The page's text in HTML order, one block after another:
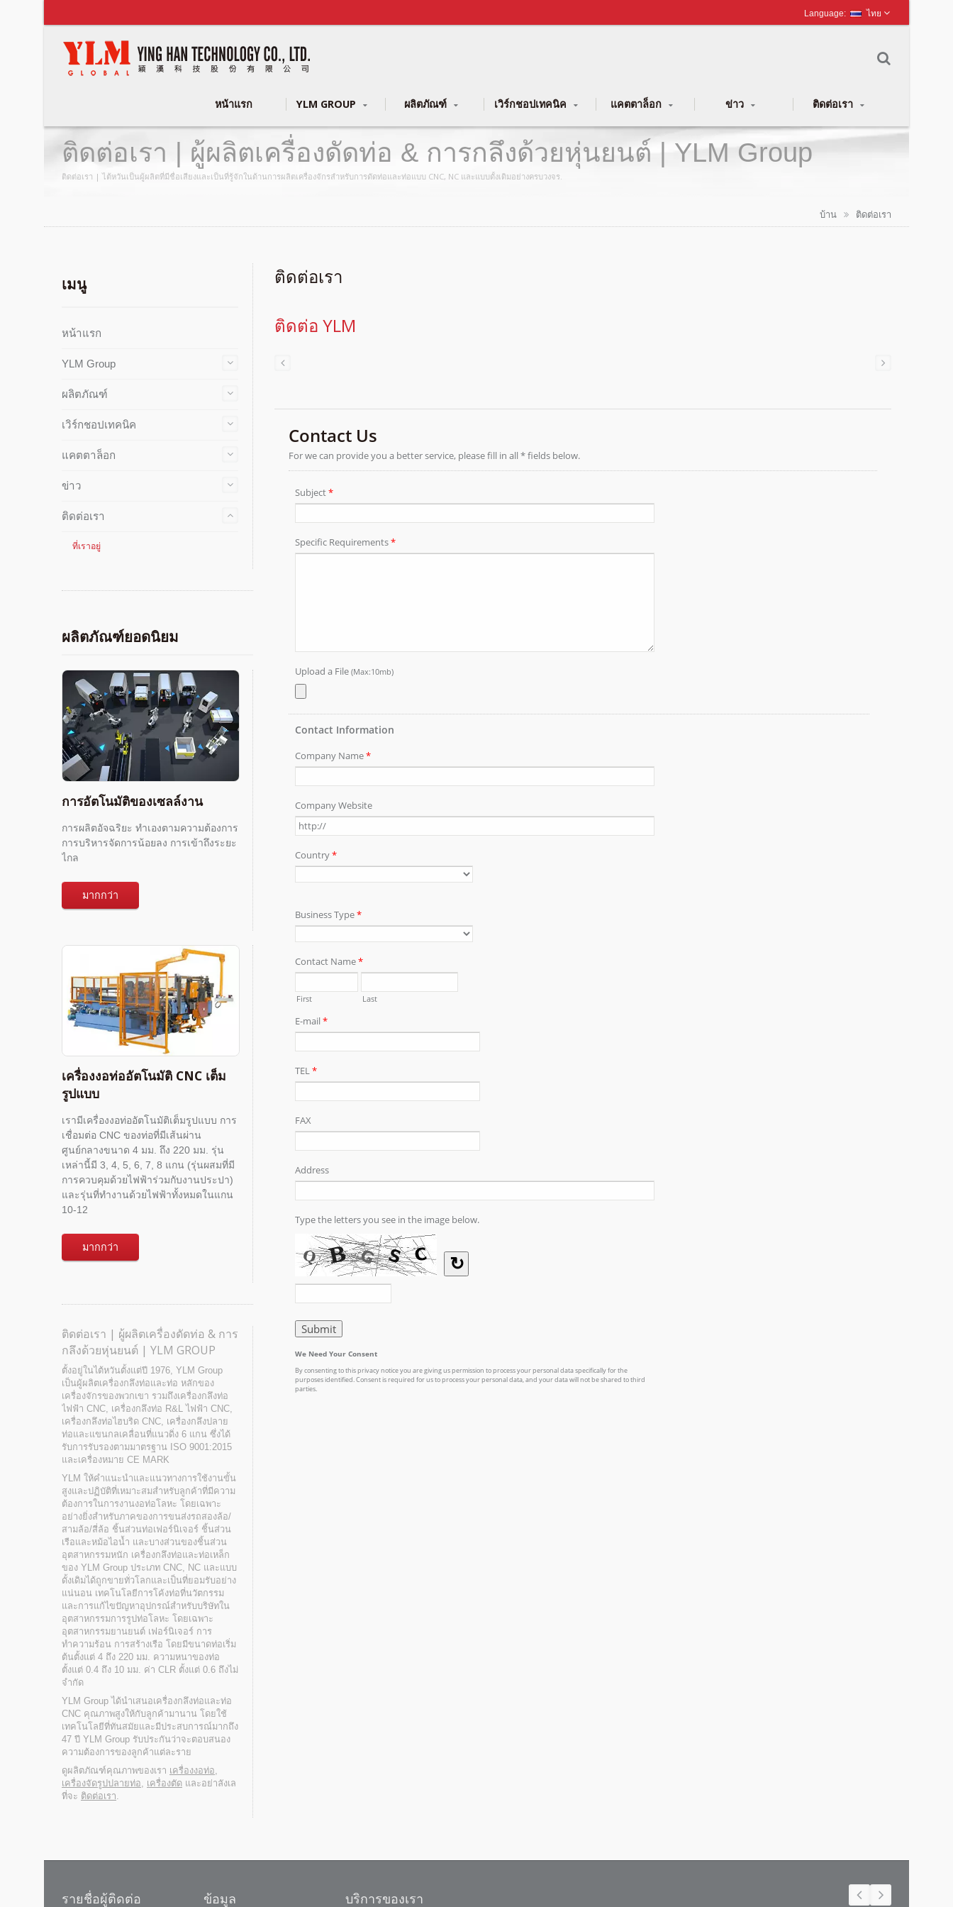
ไทย
หน้าแรก YLM GROUP ผลิตภัณฑ์ เวิร์กชอปเทคนิค แคตตาล็อก ข่าว ติดต่อเรา
ติดต่อเรา | ผู้ผลิตเครื่องดัดท่อ & การกลึงด้วยหุ่นยนต์ | YLM Group
ติดต่อเรา | ไต้หวันเป็นผู้ผลิตที่มีชื่อเสียงและเป็นที่รู้จักในด้านการผลิตเครื่องจักรสำหรับการดัดท่อและท่อแบบ CNC, NC และแบบดั้งเดิมอย่างครบวงจร.
บ้าน ติดต่อเรา
เมนู
หน้าแรก
YLM Group
ผลิตภัณฑ์
เวิร์กชอปเทคนิค
แคตตาล็อก
ข่าว
ติดต่อเรา
ที่เราอยู่
ผลิตภัณฑ์ยอดนิยม
การอัตโนมัติของเซลล์งาน
การผลิตอัจฉริยะ ทำเองตามความต้องการ
การบริหารจัดการน้อยลง การเข้าถึงระยะ
ไกล
มากกว่า
เครื่องงอท่ออัตโนมัติ CNC เต็ม
รูปแบบ
เรามีเครื่องงอท่ออัตโนมัติเต็มรูปแบบ การ
เชื่อมต่อ CNC ของท่อที่มีเส้นผ่าน
ศูนย์กลางขนาด 4 มม. ถึง 220 มม. รุ่น
เหล่านี้มี 3, 4, 5, 6, 7, 8 แกน (รุ่นผสมที่มี
การควบคุมด้วยไฟฟ้าร่วมกับงานประปา)
และรุ่นที่ทำงานด้วยไฟฟ้าทั้งหมดในแกน
10-12
มากกว่า
ติดต่อเรา | ผู้ผลิตเครื่องดัดท่อ & การ
กลึงด้วยหุ่นยนต์ | YLM GROUP
ตั้งอยู่ในไต้หวันตั้งแต่ปี 1976, YLM Group
เป็นผู้ผลิตเครื่องกลึงท่อและท่อ หลักของ
เครื่องจักรของพวกเขา รวมถึงเครื่องกลึงท่อ
ไฟฟ้า CNC, เครื่องกลึงท่อ R&L ไฟฟ้า CNC,
เครื่องกลึงท่อไฮบริด CNC, เครื่องกลึงปลาย
ท่อและแขนกลเคลื่อนที่แนวดิ่ง 6 แกน ซึ่งได้
รับการรับรองตามมาตรฐาน ISO 9001:2015
และเครื่องหมาย CE MARK
YLM ให้คำแนะนำและแนวทางการใช้งานขั้น
สูงและปฏิบัติที่เหมาะสมสำหรับลูกค้าที่มีความ
ต้องการในการงานงอท่อโลหะ โดยเฉพาะ
อย่างยิ่งสำหรับภาคของการขนส่งรถสองล้อ/
สามล้อ/สี่ล้อ ชิ้นส่วนท่อเฟอร์นิเจอร์ ชิ้นส่วน
เรือและหม้อไอน้ำ และบางส่วนของชิ้นส่วน
อุตสาหกรรมหนัก เครื่องกลึงท่อและท่อเหล็ก
ของ YLM Group ประเภท CNC, NC และแบบ
ดั้งเดิมได้ถูกขายทั่วโลกและเป็นที่ยอมรับอย่าง
แน่นอน เทคโนโลยีการโค้งท่อที่นวัตกรรม
และการแก้ไขปัญหาอุปกรณ์สำหรับบริษัทใน
อุตสาหกรรมการรูปท่อโลหะ โดยเฉพาะ
อุตสาหกรรมยานยนต์ เฟอร์นิเจอร์ การ
ทำความร้อน การสร้างเรือ โดยมีขนาดท่อเริ่ม
ต้นตั้งแต่ 4 ถึง 220 มม. ความหนาของท่อ
ตั้งแต่ 0.4 ถึง 10 มม. ค่า CLR ตั้งแต่ 0.6 ถึงไม่
จำกัด
YLM Group ได้นำเสนอเครื่องกลึงท่อและท่อ
CNC คุณภาพสูงให้กับลูกค้ามานาน โดยใช้
เทคโนโลยีที่ทันสมัยและมีประสบการณ์มากถึง
47 ปี YLM Group รับประกันว่าจะตอบสนอง
ความต้องการของลูกค้าแต่ละราย
ดูผลิตภัณฑ์คุณภาพของเรา เครื่องงอท่อ,
เครื่องจัดรูปปลายท่อ, เครื่องตัด และอย่าลังเล
ที่จะ ติดต่อเรา.
ติดต่อเรา
ติดต่อ YLM
รายชื่อผู้ติดต่อ ข้อมูล บริการของเรา